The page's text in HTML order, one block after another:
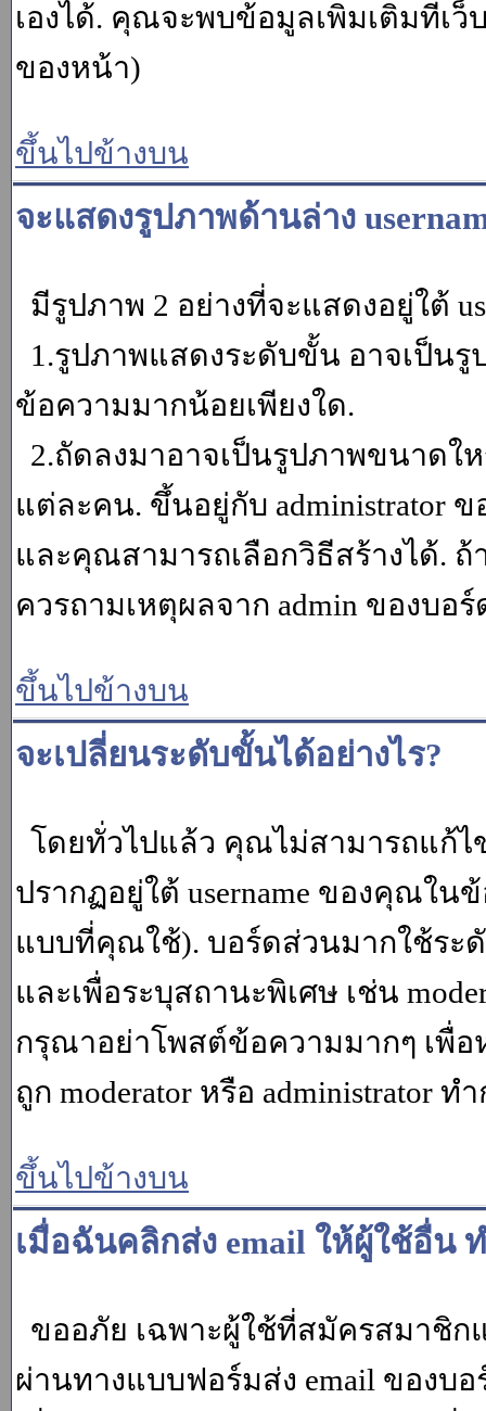
เองได้. คุณจะพบข้อมูลเพิ่มเติมที่เว็
ของหน้า)
ขึ้นไปข้างบน
จะแสดงรูปภาพด้านล่าง
มีรูปภาพ 2 อย่างที่จะแสดงอยู่ใต้
1.รูปภาพแสดงระดับขั้น อาจเป็น
ข้อความมากน้อยเพียงใด.
2.ถัดลงมาอาจเป็นรูปภาพขนาดใ
แต่ละคน. ขึ้นอยู่กับ administrator
และคุณสามารถเลือกวิธีสร้างได้.
ควรถามเหตุผลจาก admin ของบอ
ขึ้นไปข้างบน
จะเปลี่ยนระดับขั้นได้อย่างไร?
โดยทั่วไปแล้ว คุณไม่สามารถแก้
ปรากฏอยู่ใต้ username ของคุณใ
แบบที่คุณใช้). บอร์ดส่วนมากใช้ร
และเพื่อระบุสถานะพิเศษ เช่น
กรุณาอย่าโพสต์ข้อความมากๆ เพื่
ถูก moderator หรือ administrator
ขึ้นไปข้างบน
เมื่อฉันคลิกส่ง email ให้ผู้ใช้อื่น
ขออภัย เฉพาะผู้ใช้ที่สมัครสมาชิก
ผ่านทางแบบฟอร์มส่ง email ของ